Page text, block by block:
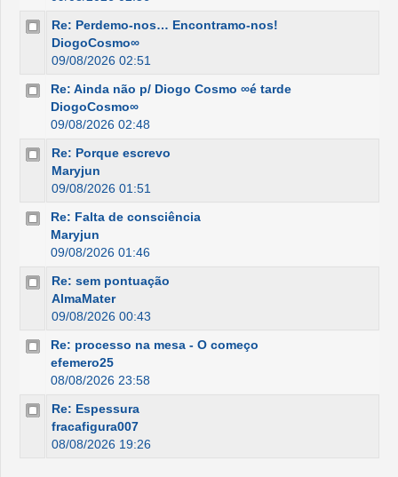
Re: Perdemo-nos… Encontramo-nos!
DiogoCosmo∞
09/08/2026 02:51
Re: Ainda não p/ Diogo Cosmo ∞é tarde
DiogoCosmo∞
09/08/2026 02:48
Re: Porque escrevo
Maryjun
09/08/2026 01:51
Re: Falta de consciência
Maryjun
09/08/2026 01:46
Re: sem pontuação
AlmaMater
09/08/2026 00:43
Re: processo na mesa - O começo
efemero25
08/08/2026 23:58
Re: Espessura
fracafigura007
08/08/2026 19:26